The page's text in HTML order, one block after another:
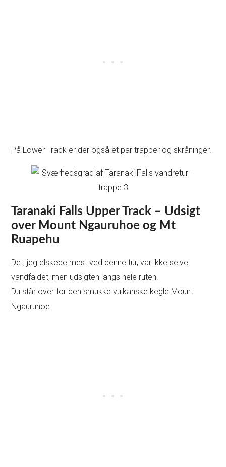
På Lower Track er der også et par trapper og skråninger.
Taranaki Falls Upper Track – Udsigt
over Mount Ngauruhoe og Mt
Ruapehu
Det, jeg elskede mest ved denne tur, var ikke selve
vandfaldet, men udsigten langs hele ruten.
Du står over for den smukke vulkanske kegle Mount
Ngauruhoe: